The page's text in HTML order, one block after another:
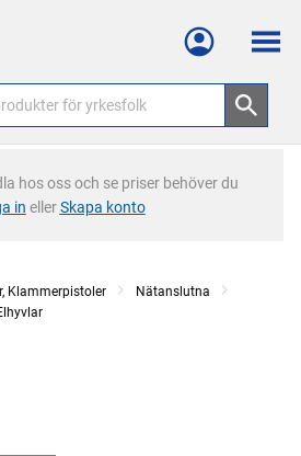
Meny
hos oss och se priser behöver du
in ellerSkapa konto
Klammerpistoler
Nätanslutna